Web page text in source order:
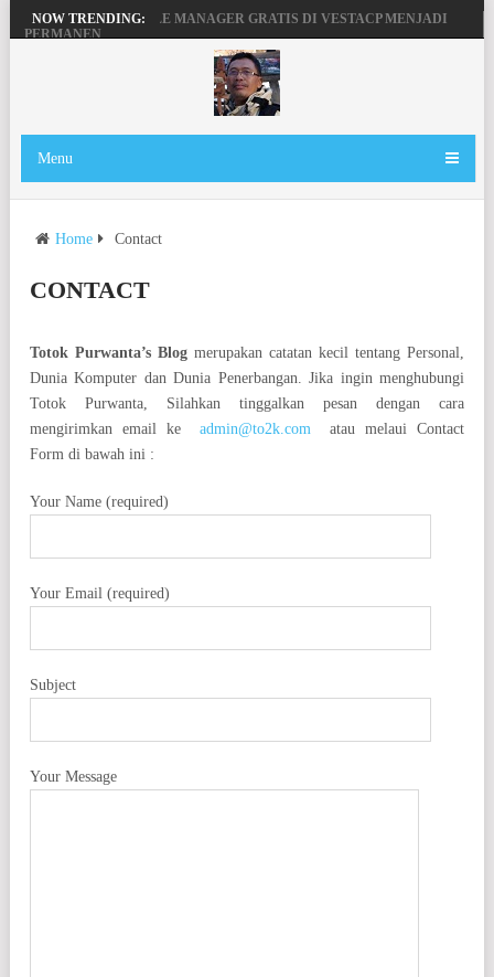
NOW TRENDING:
MENGAKTIFKAN FILE MANAGER GRATIS DI VESTACP MENJADI
PERMANEN
PENGERTIAN DOMAIN, SERVER DAN HOSTING
BEKERJA, BERMAIN DENGAN LAPTOP HP PAVILION X360
Menu
Home Contact
CONTACT
Totok Purwanta’s Blog merupakan catatan kecil tentang Personal,
Dunia Komputer dan Dunia Penerbangan. Jika ingin menghubungi
Totok Purwanta, Silahkan tinggalkan pesan dengan cara
mengirimkan email ke
admin@to2k.com
atau melaui Contact
Form di bawah ini :
Your Name (required)
Your Email (required)
Subject
Your Message